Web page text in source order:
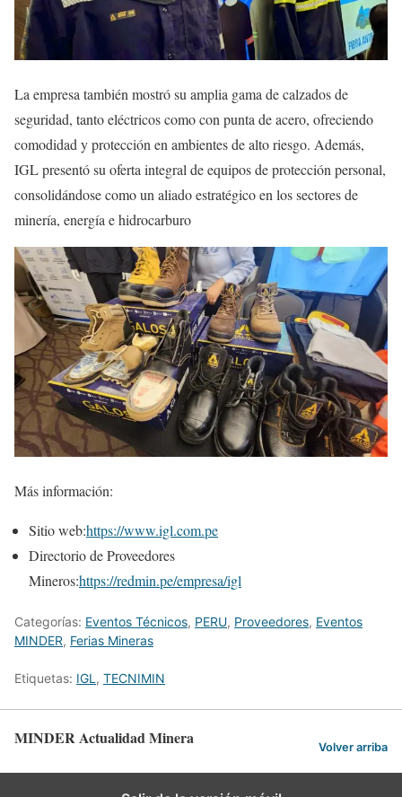
La empresa también mostró su amplia gama de calzados de
seguridad, tanto eléctricos como con punta de acero, ofreciendo
comodidad y protección en ambientes de alto riesgo. Además,
IGL presentó su oferta integral de equipos de protección personal,
consolidándose como un aliado estratégico en los sectores de
minería, energía e hidrocarburo
Más información:
Sitio web:https://www.igl.com.pe
Directorio de Proveedores
Mineros:https://redmin.pe/empresa/igl
Categorías: Eventos Técnicos, PERU, Proveedores, Eventos
MINDER, Ferias Mineras
Etiquetas: IGL , TECNIMIN
MINDER Actualidad Minera Volver arriba